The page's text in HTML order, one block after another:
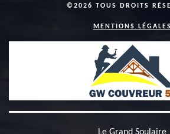
©2026 TOUS DROITS
MENTIONS LÉGALES